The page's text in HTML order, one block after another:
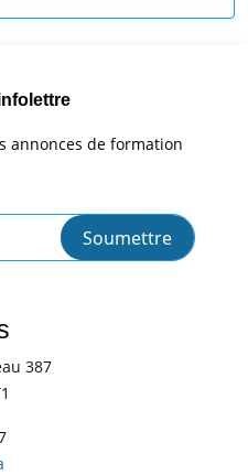
annonces de formation
387